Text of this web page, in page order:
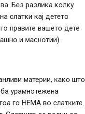
Без разлика колку
слатки кај детето
правите вашето дете
и маснотии).
материи, како што
урамнотежена
го НЕМА во слатките.